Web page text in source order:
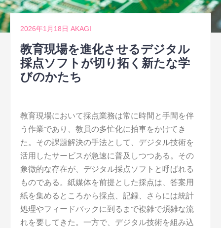
プ
2026年1月18日 AKAGI
教育現場を進化させるデジタル
採点ソフトが切り拓く新たな学
びのかたち
教育現場において採点業務は常に時間と手間を伴
う作業であり、教員の多忙化に拍車をかけてき
た。 その課題解決の手法として、デジタル技術を
活用したサービスが急速に普及しつつある。その
象徴的な存在が、デジタル採点ソフトと呼ばれる
ものである。紙媒体を前提とした採点は、答案用
紙を集めるところから採点、記録、さらには統計
処理やフィードバックに到るまで複雑で煩雑な流
れを要してきた。一方で、デジタル技術を組み込